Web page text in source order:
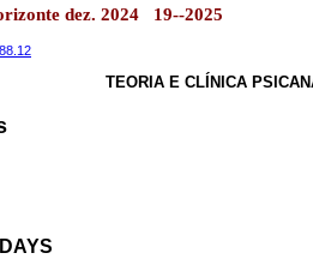
dez. 2024 19--2025
TEORIA E CLÍNICA